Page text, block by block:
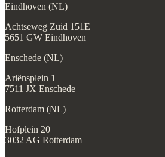
Eindhoven (NL)
Achtseweg Zuid 151E
5651 GW Eindhoven
Enschede (NL)
Ariënsplein 1
7511 JX Enschede
Rotterdam (NL)
Hofplein 20
3032 AG Rotterdam